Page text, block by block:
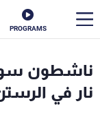
PROGRAMS
ناشطون
نار في
الأخبار